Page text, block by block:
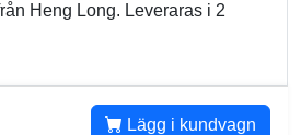
Heng Long. Leveraras i 2
Lägg i kundvagn